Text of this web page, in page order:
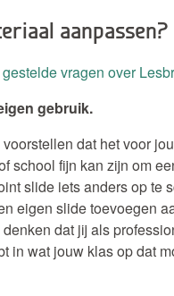
aanpassen?
vragen over
gebruik.
dat het voor
school fijn kan zijn om
slide iets anders op te
eigen slide toevoegen
dat jij als
in wat jouw klas op dat